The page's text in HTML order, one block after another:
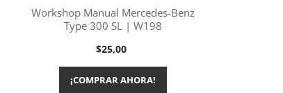
Más información
Workshop Manual Mercedes-Benz
Type 300 SL | W198
Precio
$25,00
¡COMPRAR AHORA!